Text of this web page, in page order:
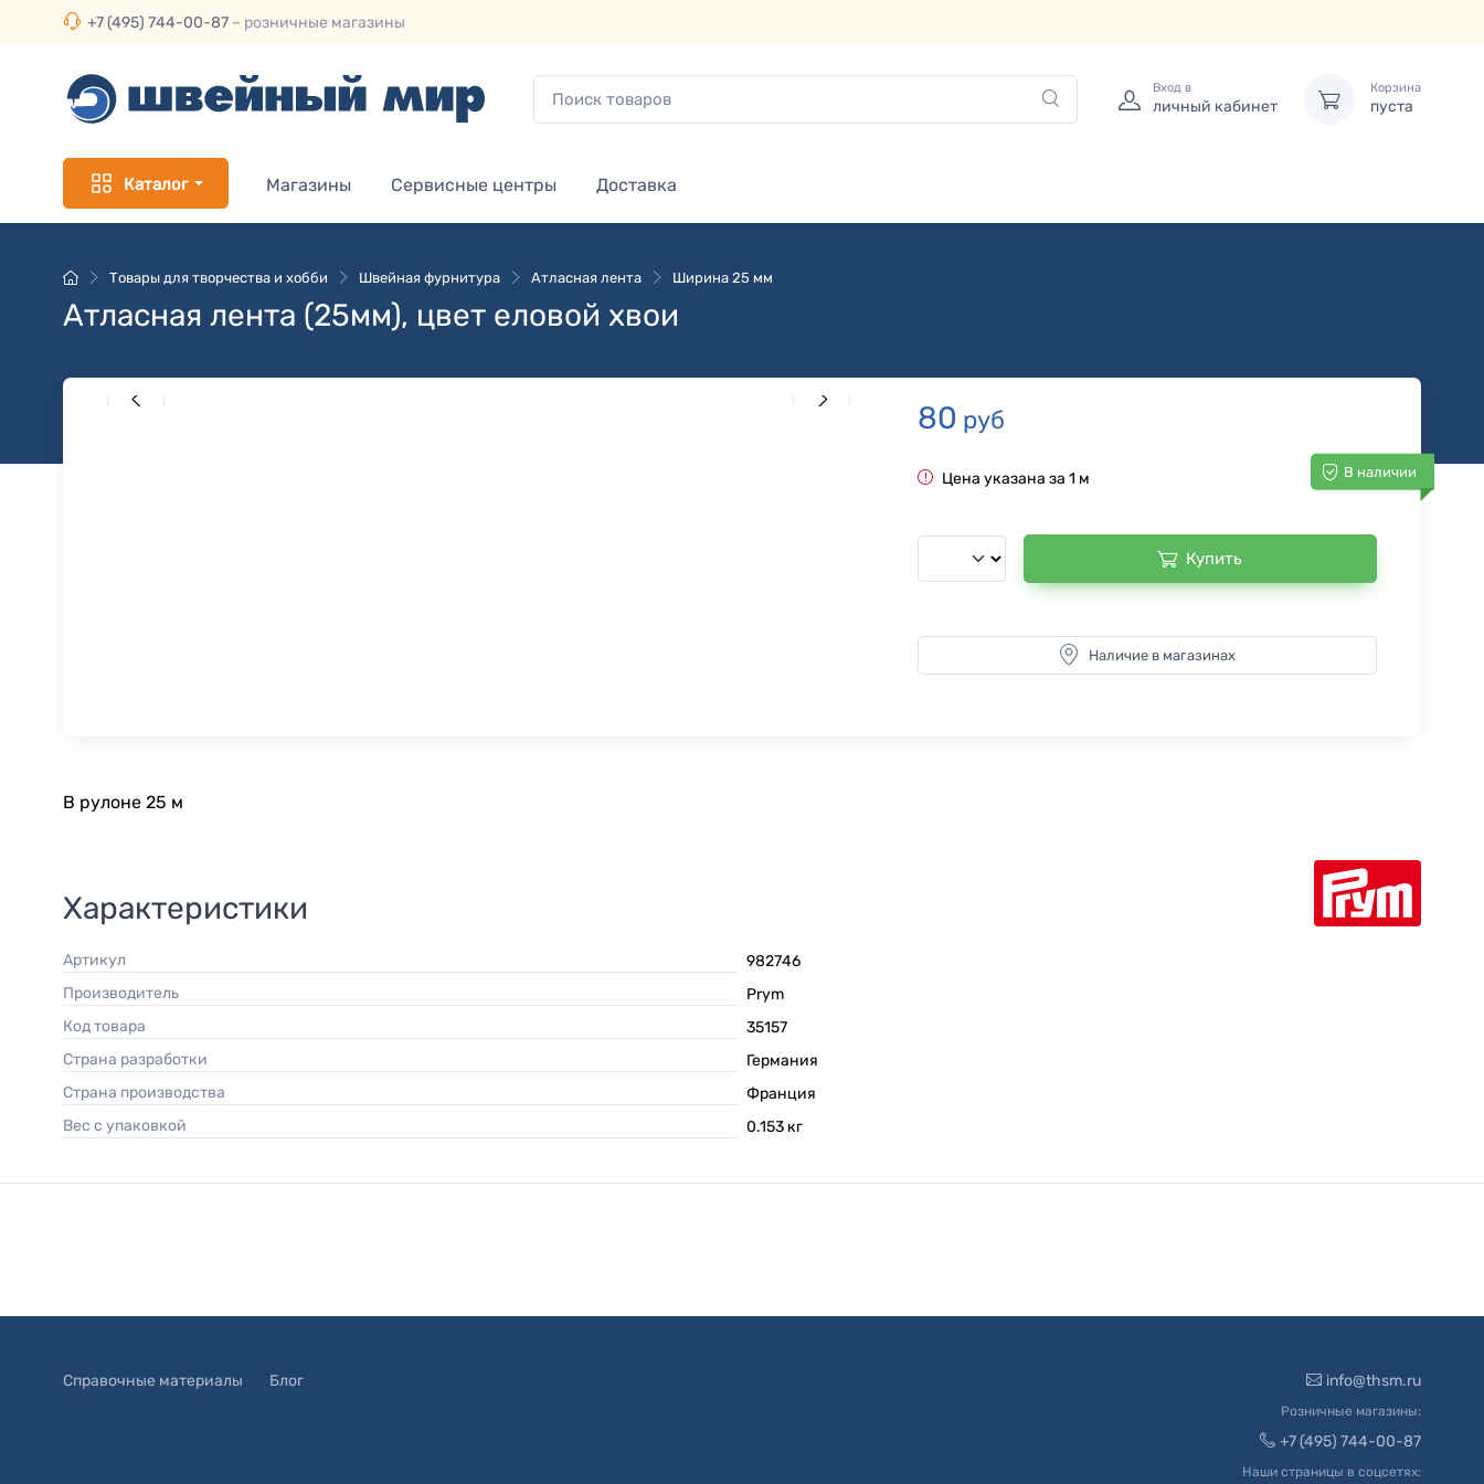
+7 (495) 744-00-87 – розничные магазины
Вход в
личный кабинет
Корзина
пуста
Каталог Магазины Сервисные центры Доставка
Товары для творчества и хобби Швейная фурнитура Атласная лента Ширина 25 мм
Атласная лента (25мм), цвет еловой хвои
80 руб
В наличии
Цена указана за 1 м
Купить
Наличие в магазинах
В рулоне 25 м
Характеристики
Артикул
982746
Производитель
Prym
Код товара
35157
Страна разработки
Германия
Страна производства
Франция
Вес с упаковкой
0.153 кг
Справочные материалы Блог info@thsm.ru
Розничные магазины:
+7 (495) 744-00-87
Наши страницы в соцсетях: